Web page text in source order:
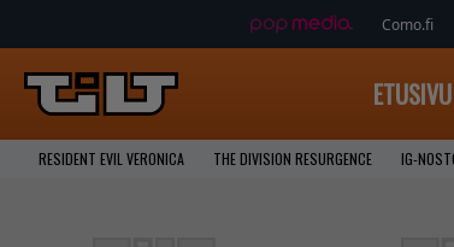
Como.fi
ETUSIVU
RESIDENT EVIL VERONICA THE DIVISION RESURGENCE IG-